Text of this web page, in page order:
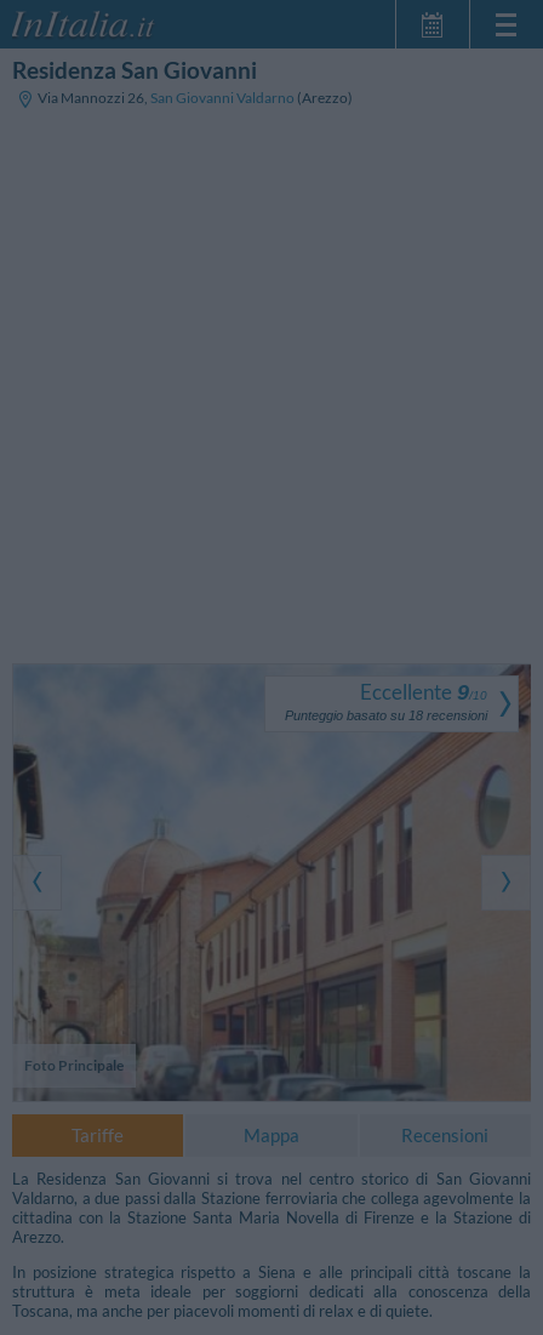
Residenza San Giovanni
Via Mannozzi 26, San Giovanni Valdarno (Arezzo)
Foto Principale
Eccellente 9/10
Punteggio basato su 18 recensioni
Tariffe Mappa Recensioni
La Residenza San Giovanni si trova nel centro storico di San Giovanni
Valdarno, a due passi dalla Stazione ferroviaria che collega agevolmente la
cittadina con la Stazione Santa Maria Novella di Firenze e la Stazione di
Arezzo.
In posizione strategica rispetto a Siena e alle principali città toscane la
struttura è meta ideale per soggiorni dedicati alla conoscenza della
Toscana, ma anche per piacevoli momenti di relax e di quiete.